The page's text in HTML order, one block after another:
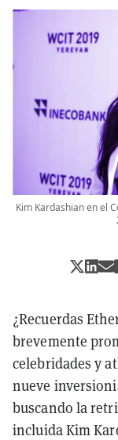
Kim Kardashian en el
¿Recuerdas
brevemente
celebridades y
nueve
buscando la
incluida Kim